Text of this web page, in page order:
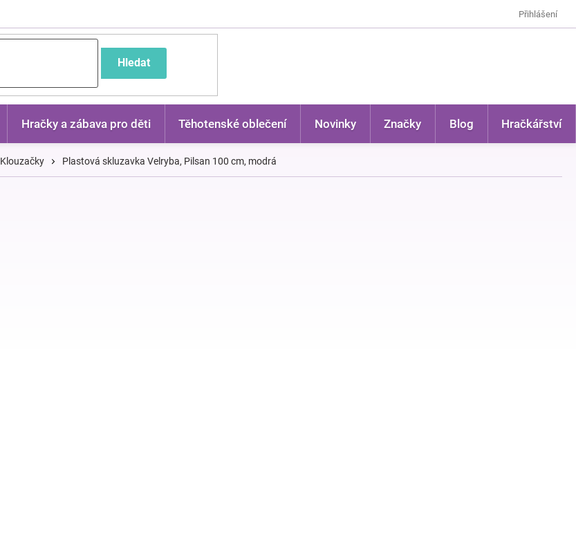
Přihlášení
Hledat
Hračky a zábava pro děti Těhotenské oblečení Novinky Značky Blog Hračkářství
Klouzačky Plastová skluzavka Velryba, Pilsan 100 cm, modrá